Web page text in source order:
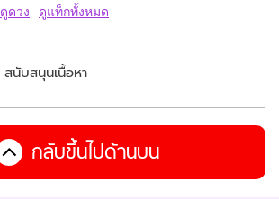
ดูดวง ดูแท็กทั้งหมด
สนับสนุนเนื้อหา
กลับขึ้นไปด้านบน